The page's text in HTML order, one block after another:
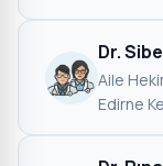
Dr.
Aile
Edirne